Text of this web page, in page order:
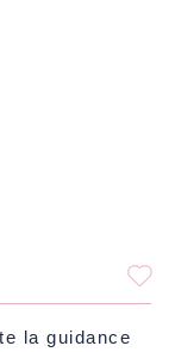
la guidance